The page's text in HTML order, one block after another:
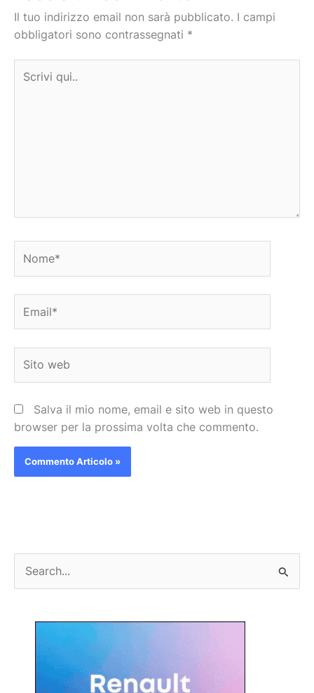
Il tuo indirizzo email non sarà pubblicato. I campi
obbligatori sono contrassegnati *
qui..
web
Salva il mio nome, email e sito web in questo
browser per la prossima volta che commento.